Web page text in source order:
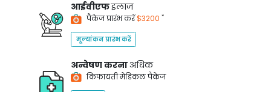
आईवीएफइलाज
पैकेज प्रारंभ करें$3200 *
मूल्यांकन प्रारंभ करें
अन्वेषण करना अधिक
किफायती मेडिकल पैकेज